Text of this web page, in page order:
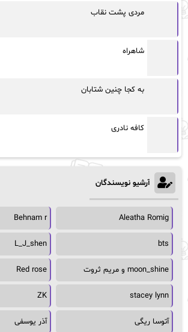
مردی پشت نقاب
شاهراه
به کجا چنین شتابان
کافه نادری
آرشیو نویسندگان
Aleatha Romig
Behnam r
bts
L_J_shen
moon_shine و مریم ثروت Red rose
stacey lynn
ZK
آتوسا ریگی آذر یوسفی